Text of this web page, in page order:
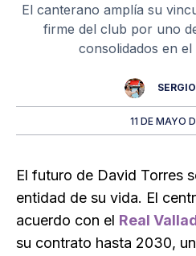
El canterano amplía su
firme del club por uno
consolidados en
11 DE MAYO
El futuro de David Torres
entidad de su vida. El
acuerdo con el Real
su contrato hasta 2030,